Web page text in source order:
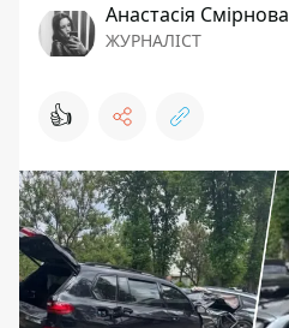
Анастасія Смірнова
ЖУРНАЛІСТ
👍